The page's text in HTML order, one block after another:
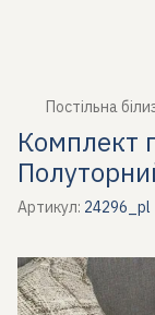
Постільна
Комплект
Артикул: 24296_pl